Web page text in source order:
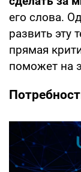
его слова.
развить эту
прямая
поможет на